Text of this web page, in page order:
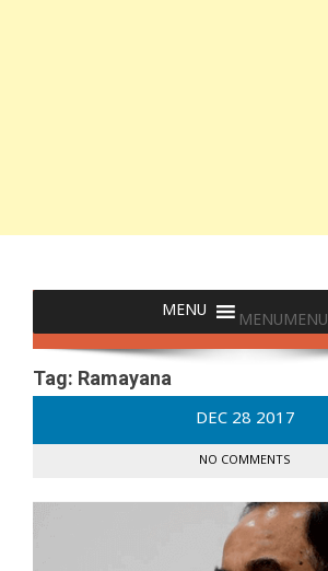
MENUMENU
Tag: Ramayana
DEC 28 2017
NO COMMENTS